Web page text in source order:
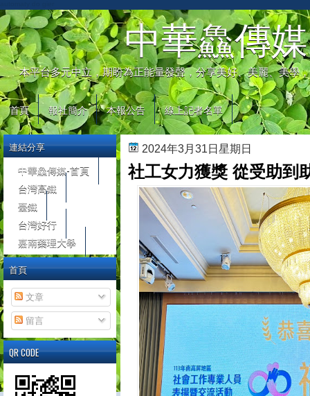
中華鱻傳媒
本平台多元中立，期盼為正能量發聲，分享美好、美麗、美學
首頁 報社簡介 本報公告 線上記者名單
2024年3月31日星期日
社工女力獲獎 從受助到
連結分享
中華鱻傳媒-首頁
台灣高鐵
臺鐵
台灣好行
嘉南藥理大學
首頁
文章
留言
QR CODE